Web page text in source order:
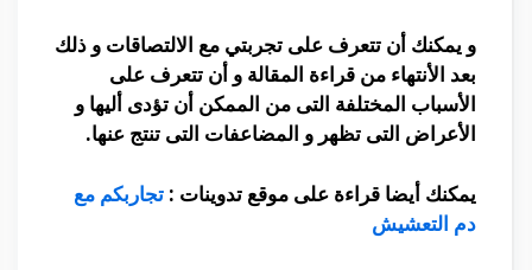
و يمكنك أن تتعرف على تجربتي مع الالتصاقات و ذلك
بعد الأنتهاء من قراءة المقالة و أن تتعرف على
الأسباب المختلفة التى من الممكن أن تؤدى أليها و
الأعراض التى تظهر و المضاعفات التى تنتج عنها.
يمكنك أيضا قراءة على موقع تدوينات : تجاربكم مع
دم التعشيش